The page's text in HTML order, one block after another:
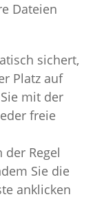
Dateien
sichert,
Platz auf
mit der
freie
Regel
Sie die
anklicken